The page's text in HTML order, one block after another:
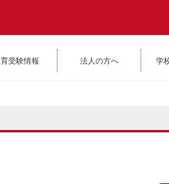
受験情報 法人の方へ 学